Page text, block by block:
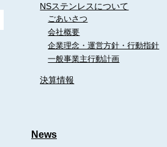
NSステンレスについて
ごあいさつ
会社概要
企業理念・運営方針・行動指針
一般事業主行動計画
決算情報
News